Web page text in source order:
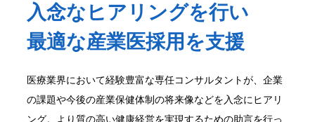
入念なヒアリングを行い
最適な産業医採用を支援
医療業界において経験豊富な専任コンサルタントが、企業
の課題や今後の産業保健体制の将来像などを入念にヒアリ
ング。より質の高い健康経営を実現するための助言を行っ